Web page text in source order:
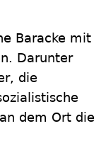
Baracke mit
Darunter
die
dem Ort die